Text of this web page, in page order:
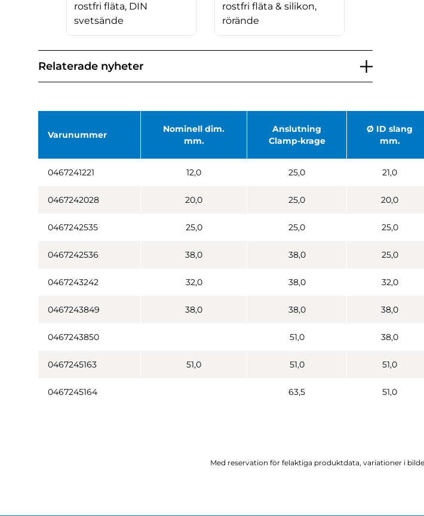
rostfri fläta, DIN
svetsände
rostfri fläta & silikon,
rörände
Relaterade nyheter
Varunummer
Nominell dim.
mm.
Anslutning
Clamp-krage
Ø ID slang
mm.
0467241221 12,0 25,0 21,0
0467242028 20,0 25,0 20,0
0467242535 25,0 25,0 25,0
0467242536 38,0 38,0 25,0
0467243242 32,0 38,0 32,0
0467243849 38,0 38,0 38,0
0467243850 51,0 38,0
0467245163 51,0 51,0 51,0
0467245164 63,5 51,0
Med reservation för felaktiga produktdata, variationer i